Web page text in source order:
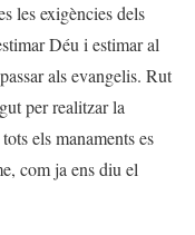
les exigències dels
Déu i estimar al
als evangelis. Rut
per realitzar la
els manaments es
com ja ens diu el